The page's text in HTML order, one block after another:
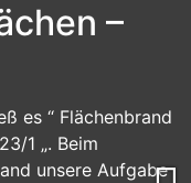
–
es “ Flächenbrand
1 „. Beim
unsere Aufgabe